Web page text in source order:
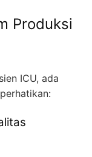
Produksi
ICU, ada